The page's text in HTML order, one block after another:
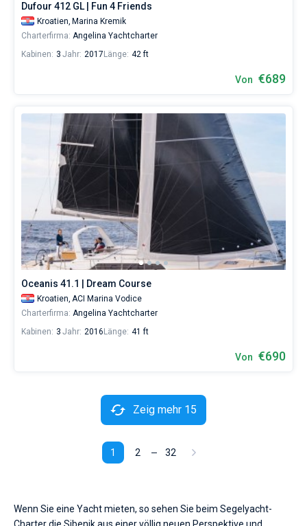
Dufour 412 GL | Fun 4 Friends
Kroatien, Marina Kremik
Charterfirma: Angelina Yachtcharter
Kabinen: 3 Jahr: 2017 Länge: 42 ft
Von €689
Oceanis 41.1 | Dream Course
Kroatien, ACI Marina Vodice
Charterfirma: Angelina Yachtcharter
Kabinen: 3 Jahr: 2016 Länge: 41 ft
Von €690
1 2 32
Zeig mehr 15
Wenn Sie eine Yacht mieten, so sehen Sie beim Segelyacht-